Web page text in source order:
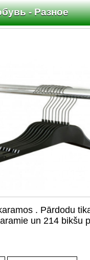
- Разное
. Pārdodu
un 214 bikšu